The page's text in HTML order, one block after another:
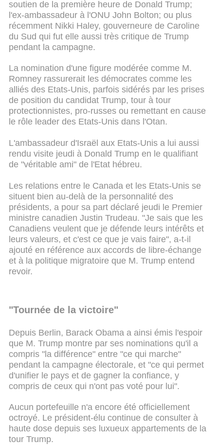
soutien de la première heure de Donald Trump;
l'ex-ambassadeur à l'ONU John Bolton; ou plus
récemment Nikki Haley, gouverneure de Caroline
du Sud qui fut elle aussi très critique de Trump
pendant la campagne.
La nomination d'une figure modérée comme M.
Romney rassurerait les démocrates comme les
alliés des Etats-Unis, parfois sidérés par les prises
de position du candidat Trump, tour à tour
protectionnistes, pro-russes ou remettant en cause
le rôle leader des Etats-Unis dans l'Otan.
L'ambassadeur d'Israël aux Etats-Unis a lui aussi
rendu visite jeudi à Donald Trump en le qualifiant
de "véritable ami" de l'Etat hébreu.
Les relations entre le Canada et les Etats-Unis se
situent bien au-delà de la personnalité des
présidents, a pour sa part déclaré jeudi le Premier
ministre canadien Justin Trudeau. "Je sais que les
Canadiens veulent que je défende leurs intérêts et
leurs valeurs, et c'est ce que je vais faire", a-t-il
ajouté en référence aux accords de libre-échange
et à la politique migratoire que M. Trump entend
revoir.
"Tournée de la victoire"
Depuis Berlin, Barack Obama a ainsi émis l'espoir
que M. Trump montre par ses nominations qu'il a
compris "la différence" entre "ce qui marche"
pendant la campagne électorale, et "ce qui permet
d'unifier le pays et de gagner la confiance, y
compris de ceux qui n'ont pas voté pour lui".
Aucun portefeuille n'a encore été officiellement
octroyé. Le président-élu continue de consulter à
haute dose depuis ses luxueux appartements de la
tour Trump.